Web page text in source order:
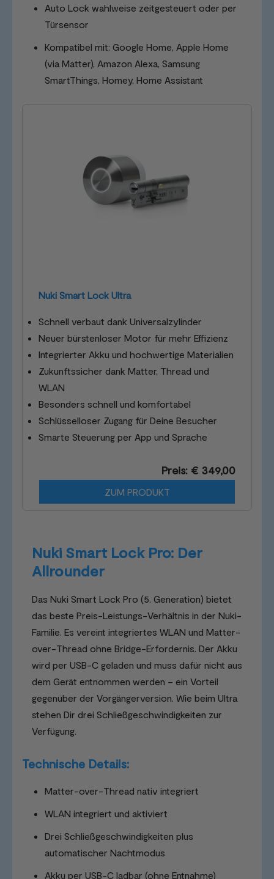
Auto Lock wahlweise zeitgesteuert oder per
Türsensor
Kompatibel mit: Google Home, Apple Home
(via Matter), Amazon Alexa, Samsung
SmartThings, Homey, Home Assistant
Nuki Smart Lock Ultra
Schnell verbaut dank Universalzylinder
Neuer bürstenloser Motor für mehr Effizienz
Integrierter Akku und hochwertige Materialien
Zukunftssicher dank Matter, Thread und
WLAN
Besonders schnell und komfortabel
Schlüsselloser Zugang für Deine Besucher
Smarte Steuerung per App und Sprache
Preis: € 349,00
ZUM PRODUKT
Nuki Smart Lock Pro: Der
Allrounder
Das Nuki Smart Lock Pro (5. Generation) bietet
das beste Preis-Leistungs-Verhältnis in der Nuki-
Familie. Es vereint integriertes WLAN und Matter-
over-Thread ohne Bridge-Erfordernis. Der Akku
wird per USB-C geladen und muss dafür nicht aus
dem Gerät entnommen werden – ein Vorteil
gegenüber der Vorgängerversion. Wie beim Ultra
stehen Dir drei Schließgeschwindigkeiten zur
Verfügung.
Technische Details:
Matter-over-Thread nativ integriert
WLAN integriert und aktiviert
Drei Schließgeschwindigkeiten plus
automatischer Nachtmodus
Akku per USB-C ladbar (ohne Entnahme)